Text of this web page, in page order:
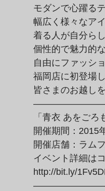
モダンで心躍る
幅広く様々なア
着る人が自分ら
個性的で魅力的
自由にファッシ
福岡店に初登場
皆さまのお越し
「青衣 あをごろ
開催期間：2015
開催店舗：ラム
イベント詳細は
http://bit.ly/